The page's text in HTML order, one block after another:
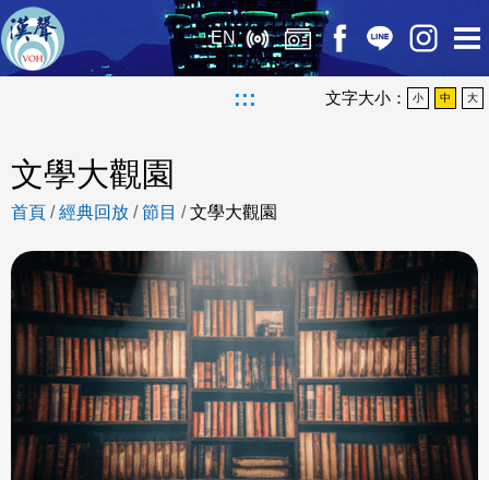
EN
::: 文字大小： 小 中 大
文學大觀園
首頁 /經典回放 /節目 /文學大觀園